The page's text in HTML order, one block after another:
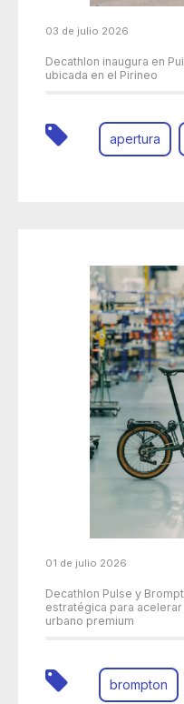
03 de julio 2026
Decathlon inaugura en
ubicada en el Pirineo
apertura
01 de julio 2026
Decathlon Pulse y
estratégica para
urbano premium
brompton